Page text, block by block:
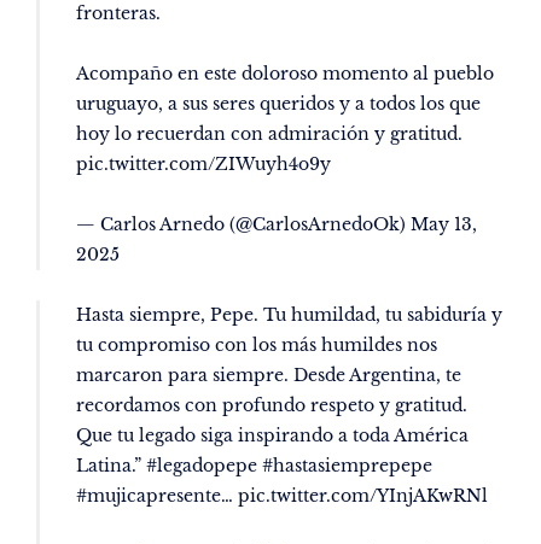
fronteras.
Acompaño en este doloroso momento al pueblo
uruguayo, a sus seres queridos y a todos los que
hoy lo recuerdan con admiración y gratitud.
pic.twitter.com/ZIWuyh4o9y
— Carlos Arnedo (@CarlosArnedoOk) May 13,
2025
Hasta siempre, Pepe. Tu humildad, tu sabiduría y
tu compromiso con los más humildes nos
marcaron para siempre. Desde Argentina, te
recordamos con profundo respeto y gratitud.
Que tu legado siga inspirando a toda América
Latina.” #legadopepe #hastasiemprepepe
#mujicapresente… pic.twitter.com/YInjAKwRNl